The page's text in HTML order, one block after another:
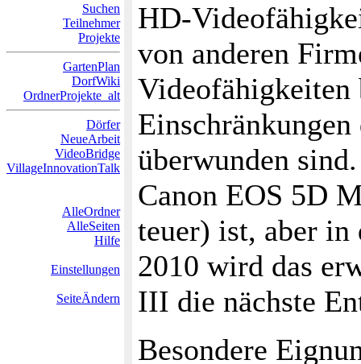
Suchen
Teilnehmer
Projekte
GartenPlan
DorfWiki
OrdnerProjekte_alt
Dörfer
NeueArbeit
VideoBridge
VillageInnovationTalk
AlleOrdner
AlleSeiten
Hilfe
Einstellungen
SeiteÄndern
HD-
von anderen
Videofähigkeiten
überwunden
Canon EOS 5D
teuer) ist, aber in
2010 wird das
III die nächste
Besondere